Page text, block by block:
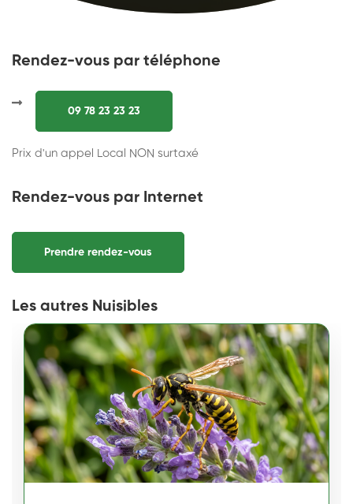
Rendez-vous par téléphone
09 78 23 23 23
Prix d'un appel Local NON surtaxé
Rendez-vous par Internet
Prendre rendez-vous
Les autres Nuisibles